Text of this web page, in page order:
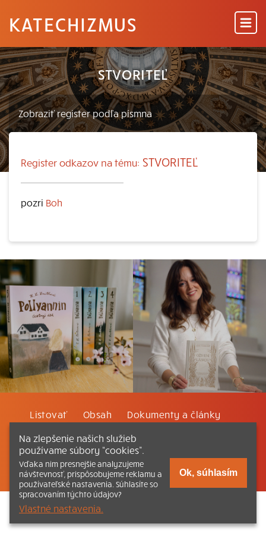
KATECHIZMUS
STVORITEĽ
Register odkazov na tému: STVORITEĽ
pozri Boh
Listovať Obsah Dokumenty a články
Kontakt Tlačená verzia Katechizmu
© 2026 katechizmus.sk |Všetky práva vyhradené
funguje aj vďaka kresťanskému kníhkupectvu Kumran.sk
Na zlepšenie našich služieb
používame súbory “cookies”.
Vďaka nim presnejšie analyzujeme
návštevnosť, prispôsobujeme reklamu a
používateľské nastavenia. Súhlasíte so
spracovaním týchto údajov?
Vlastné nastavenia.
Ok, súhlasím